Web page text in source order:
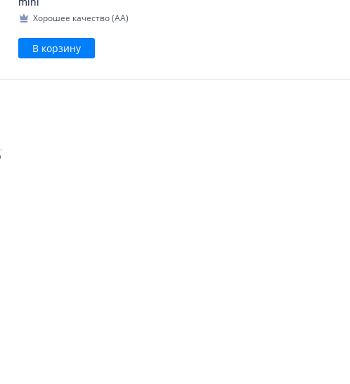
Хорошее качество (AA)
В корзину